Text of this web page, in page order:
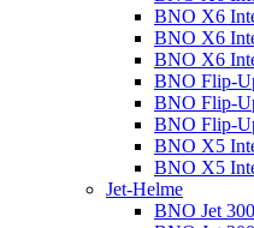
BNO X6
BNO X6
BNO X6
BNO Flip-
BNO Flip-
BNO Flip-
BNO X5
BNO X5
Jet-Helme
BNO Jet